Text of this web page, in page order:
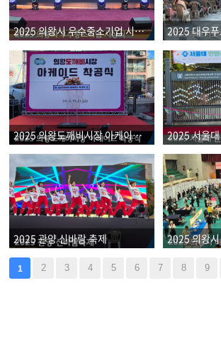
2025 의왕시 우수중소기업 시상식
2025 의왕도깨비시장 아케이드 착공식
2025 관양 신바람 축제
1 2 3 4 5 6 7 8 9